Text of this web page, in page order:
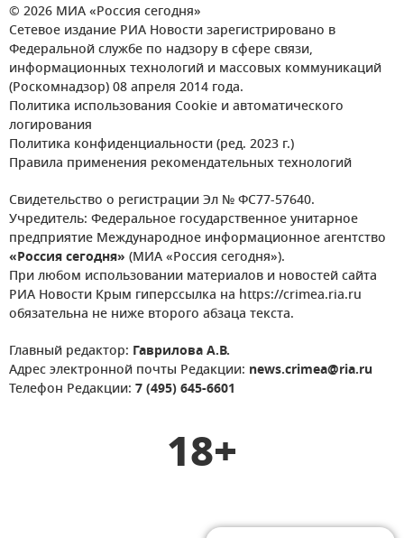
© 2026 МИА «Россия сегодня»
Сетевое издание РИА Новости зарегистрировано в
Федеральной службе по надзору в сфере связи,
информационных технологий и массовых коммуникаций
(Роскомнадзор) 08 апреля 2014 года.
Политика использования Cookie и автоматического
логирования
Политика конфиденциальности (ред. 2023 г.)
Правила применения рекомендательных технологий
Свидетельство о регистрации Эл № ФС77-57640.
Учредитель: Федеральное государственное унитарное
предприятие Международное информационное агентство
«Россия сегодня» (МИА «Россия сегодня»).
При любом использовании материалов и новостей сайта
РИА Новости Крым гиперссылка на https://crimea.ria.ru
обязательна не ниже второго абзаца текста.
Главный редактор: Гаврилова А.В.
Адрес электронной почты Редакции: news.crimea@ria.ru
Телефон Редакции: 7 (495) 645-6601
18+